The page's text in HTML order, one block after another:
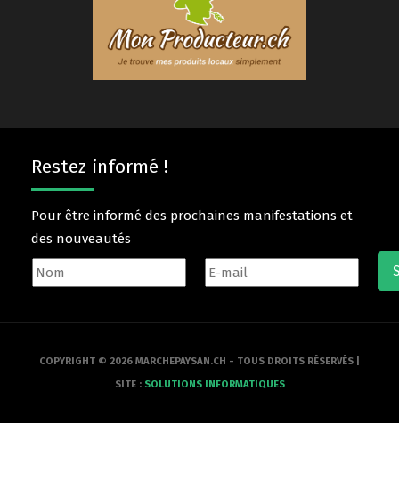
Restez informé !
Pour être informé des prochaines manifestations et
des nouveautés
COPYRIGHT © 2026 MARCHEPAYSAN.CH - TOUS DROITS RÉSERVÉS |
SITE : SOLUTIONS INFORMATIQUES